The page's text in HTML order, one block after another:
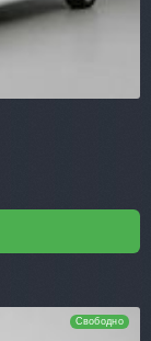
Свободно